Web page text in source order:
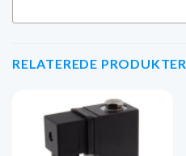
RELATEREDE PRODUKTER